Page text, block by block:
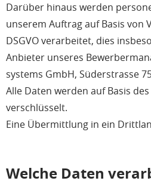
Darüber hinaus werden
unserem Auftrag auf Basis von
DSGVO verarbeitet, dies
Anbieter unseres
systems GmbH, Süderstrasse
Alle Daten werden auf Basis
verschlüsselt.
Eine Übermittlung in ein
Welche Daten